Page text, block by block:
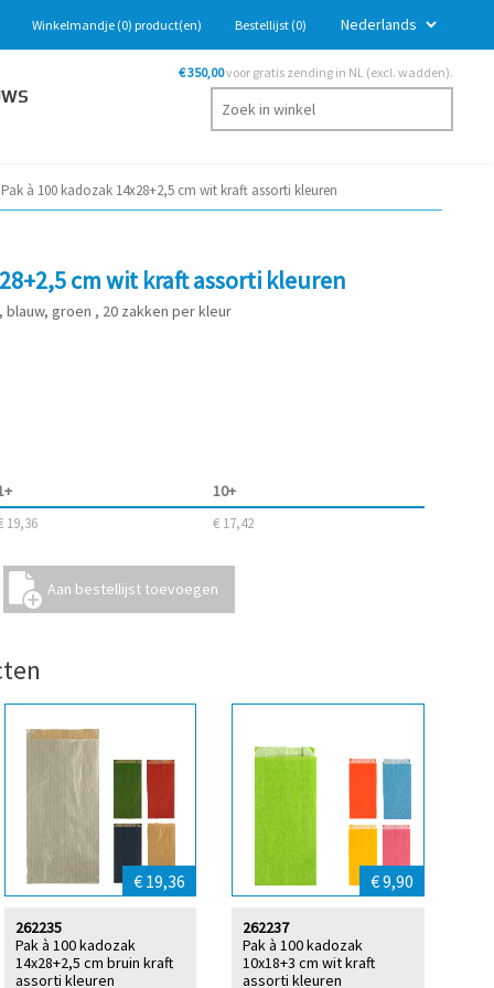
Winkelmandje (0) product(en) Bestellijst (0)
€ 350,00voor gratis zending in NL (excl. wadden).
Pak à 100 kadozak 14x28+2,5 cm wit kraft assorti kleuren
cm wit kraft assorti kleuren
groen , 20 zakken per kleur
10+
19,36 € 17,42
€ 19,36
Pak à 100 kadozak
14x28+2,5 cm bruin kraft
assorti kleuren
262235
€ 9,90
Pak à 100 kadozak
10x18+3 cm wit kraft
assorti kleuren
262237